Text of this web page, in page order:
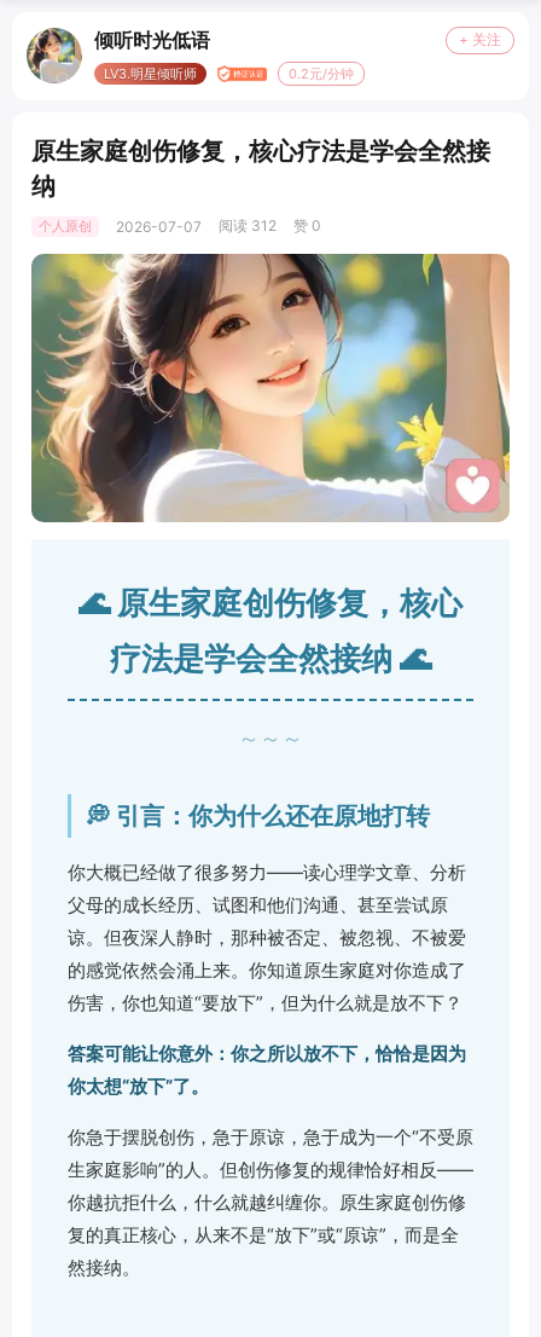
倾听时光低语 + 关注
LV3.明星倾听师 0.2元/分钟
原生家庭创伤修复，核心疗法是学会全然接
纳
个人原创 2026-07-07 阅读 312 赞 0
🌊 原生家庭创伤修复，核心
疗法是学会全然接纳 🌊
～～～
💭 引言：你为什么还在原地打转
你大概已经做了很多努力——读心理学文章、分析
父母的成长经历、试图和他们沟通、甚至尝试原
谅。但夜深人静时，那种被否定、被忽视、不被爱
的感觉依然会涌上来。你知道原生家庭对你造成了
伤害，你也知道“要放下”，但为什么就是放不下？
答案可能让你意外：你之所以放不下，恰恰是因为
你太想“放下”了。
你急于摆脱创伤，急于原谅，急于成为一个“不受原
生家庭影响”的人。但创伤修复的规律恰好相反——
你越抗拒什么，什么就越纠缠你。原生家庭创伤修
复的真正核心，从来不是“放下”或“原谅”，而是全
然接纳。